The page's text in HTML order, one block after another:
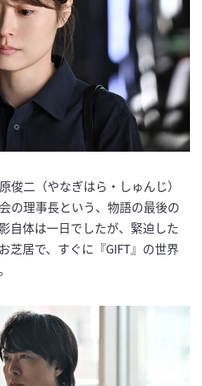
俊二（やなぎはら・しゅんじ）
の理事長という、物語の最後の
自体は一日でしたが、緊迫した
芝居で、すぐに『GIFT』の世界